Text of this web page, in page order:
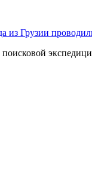
из Грузии